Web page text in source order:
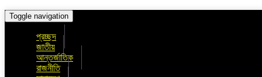
Toggle navigation
প্রচ্ছদ
জাতীয়
আন্তর্জাতিক
রাজনীতি